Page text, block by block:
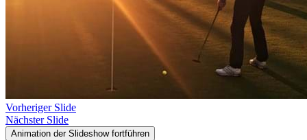
Vorheriger Slide
Nächster Slide
Animation der Slideshow fortführen